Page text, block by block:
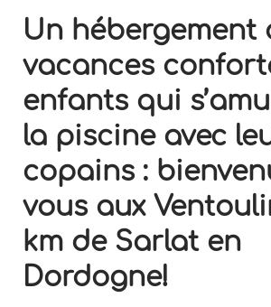
Un hébergement
vacances
enfants qui
la piscine avec
copains :
vous aux
km de Sarlat en
Dordogne!